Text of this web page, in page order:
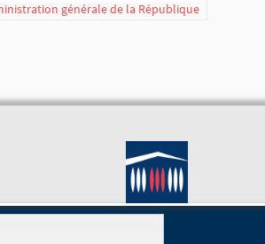
générale de la République